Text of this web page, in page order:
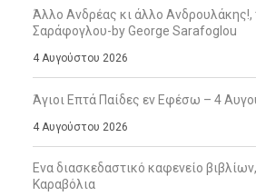
Άλλο Ανδρέας κι άλλο Ανδρουλάκης!,
Σαράφογλου-by George Sarafoglou
4 Αυγούστου 2026
Άγιοι Επτά Παίδες εν Εφέσω – 4
4 Αυγούστου 2026
Ενα διασκεδαστικό καφενείο
Καραβόλια